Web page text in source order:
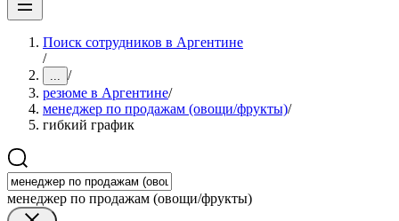
Поиск сотрудников в Аргентине
/
... /
резюме в Аргентине/
менеджер по продажам (овощи/фрукты)/
гибкий график
менеджер по продажам (овощи/фрукты)